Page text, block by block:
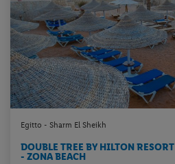
Egitto - Sharm El Sheikh
DOUBLE TREE BY HILTON RESORT
- ZONA BEACH